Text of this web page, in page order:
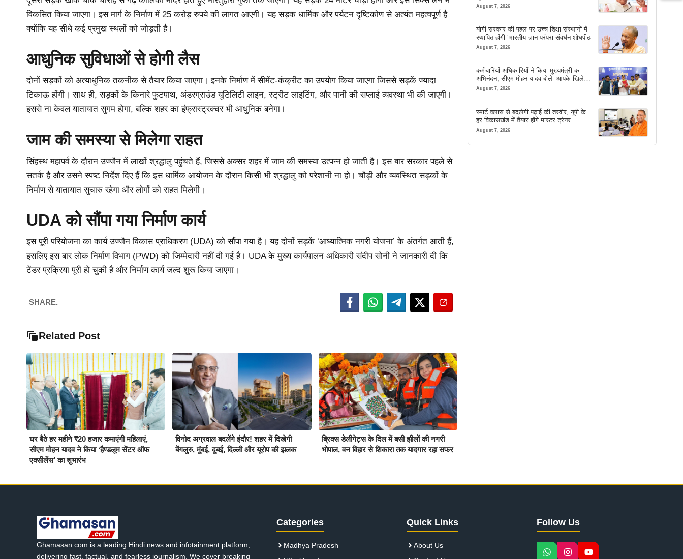
विकसित किया जाएगा। इस मार्ग के निर्माण में 25 करोड़ रुपये की लागत आएगी। यह सड़क धार्मिक और पर्यटन दृष्टिकोण से अत्यंत महत्वपूर्ण है
क्योंकि यह सीधे कई प्रमुख स्थलों को जोड़ती है।
आधुनिक सुविधाओं से होगी लैस
दोनों सड़कों को अत्याधुनिक तकनीक से तैयार किया जाएगा। इनके निर्माण में सीमेंट-कंक्रीट का उपयोग किया जाएगा जिससे सड़कें ज्यादा
टिकाऊ होंगी। साथ ही, सड़कों के किनारे फुटपाथ, अंडरग्राउंड यूटिलिटी लाइन, स्ट्रीट लाइटिंग, और पानी की सप्लाई व्यवस्था भी की जाएगी।
इससे ना केवल यातायात सुगम होगा, बल्कि शहर का इंफ्रास्ट्रक्चर भी आधुनिक बनेगा।
जाम की समस्या से मिलेगा राहत
सिंहस्थ महापर्व के दौरान उज्जैन में लाखों श्रद्धालु पहुंचते हैं, जिससे अक्सर शहर में जाम की समस्या उत्पन्न हो जाती है। इस बार सरकार पहले से
सतर्क है और उसने स्पष्ट निर्देश दिए हैं कि इस धार्मिक आयोजन के दौरान किसी भी श्रद्धालु को परेशानी ना हो। चौड़ी और व्यवस्थित सड़कों के
निर्माण से यातायात सुचारु रहेगा और लोगों को राहत मिलेगी।
UDA को सौंपा गया निर्माण कार्य
इस पूरी परियोजना का कार्य उज्जैन विकास प्राधिकरण (UDA) को सौंपा गया है। यह दोनों सड़कें ‘आध्यात्मिक नगरी योजना’ के अंतर्गत आती हैं,
इसलिए इस बार लोक निर्माण विभाग (PWD) को जिम्मेदारी नहीं दी गई है। UDA के मुख्य कार्यपालन अधिकारी संदीप सोनी ने जानकारी दी कि
टेंडर प्रक्रिया पूरी हो चुकी है और निर्माण कार्य जल्द शुरू किया जाएगा।
SHARE.
Related Post
घर बैठे हर महीने ₹20 हजार कमाएंगी महिलाएं,
सीएम मोहन यादव ने किया ‘हैण्डलूम सेंटर ऑफ
एक्सीलेंस’ का शुभारंभ
विनोद अग्रवाल बदलेंगे इंदौर! शहर में दिखेगी
बेंगलुरु, मुंबई, दुबई, दिल्ली और यूरोप की झलक
ब्रिक्स डेलीगेट्स के दिल में बसी झीलों की नगरी
भोपाल, वन विहार से शिकारा तक यादगार रहा सफर
August 7, 2026
योगी सरकार की पहल पर उच्च शिक्षा संस्थानों में
स्थापित होंगी ‘भारतीय ज्ञान परंपरा संवर्धन शोधपीठ
August 7, 2026
कर्मचारियों-अधिकारियों ने किया मुख्यमंत्री का
अभिनंदन, सीएम मोहन यादव बोले- आपके खिले
चेहरे देखकर आनंद आता है
August 7, 2026
स्मार्ट क्लास से बदलेगी पढ़ाई की तस्वीर, यूपी के
हर विकासखंड में तैयार होंगे मास्टर ट्रेनर
August 7, 2026
Ghamasan.com is a leading Hindi news and infotainment platform,
delivering fast, factual, and fearless journalism. We cover breaking
Categories
Madhya Pradesh
Quick Links
About Us
Follow Us